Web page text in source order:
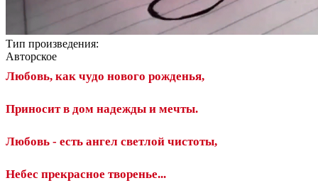
Тип произведения:
Авторское
Любовь, как чудо нового рожденья,
Приносит в дом надежды и мечты.
Любовь - есть ангел светлой чистоты,
Небес прекрасное творенье...